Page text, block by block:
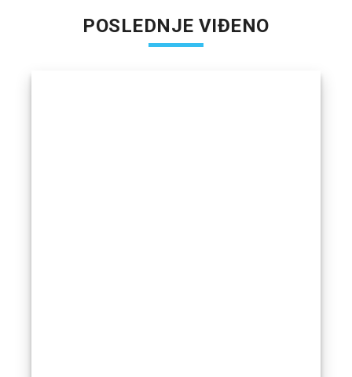
POSLEDNJE VIĐENO